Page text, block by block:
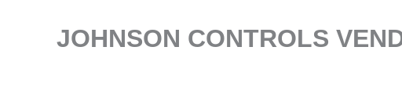
JOHNSON CONTROLS